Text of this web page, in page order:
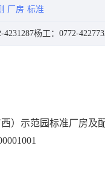
厂房 标准
4231287杨工：0772-
）示范园标准厂房及